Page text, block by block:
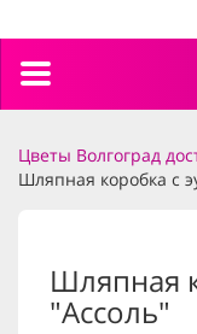
Toggle
Цветы Волгоград
Шляпная коробка с
Шляпная
"Ассоль"